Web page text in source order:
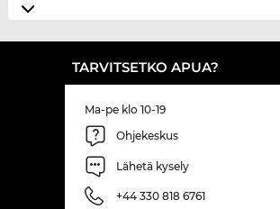
TARVITSETKO APUA?
Ma-pe klo 10-19
Ohjekeskus
Lähetä kysely
+44 330 818 6761